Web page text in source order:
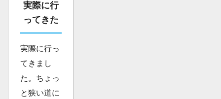
実際に行
ってきた
実際に行っ
てきまし
た。ちょっ
と狭い道に